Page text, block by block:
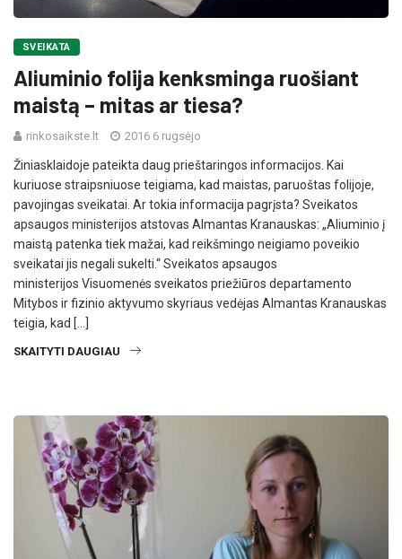
SVEIKATA
Aliuminio folija kenksminga ruošiant
maistą – mitas ar tiesa?
rinkosaikste.lt 2016 6 rugsėjo
Žiniasklaidoje pateikta daug prieštaringos informacijos. Kai
kuriuose straipsniuose teigiama, kad maistas, paruoštas folijoje,
pavojingas sveikatai. Ar tokia informacija pagrįsta? Sveikatos
apsaugos ministerijos atstovas Almantas Kranauskas: „Aliuminio į
maistą patenka tiek mažai, kad reikšmingo neigiamo poveikio
sveikatai jis negali sukelti.“ Sveikatos apsaugos
ministerijos Visuomenės sveikatos priežiūros departamento
Mitybos ir fizinio aktyvumo skyriaus vedėjas Almantas Kranauskas
teigia, kad […]
SKAITYTI DAUGIAU